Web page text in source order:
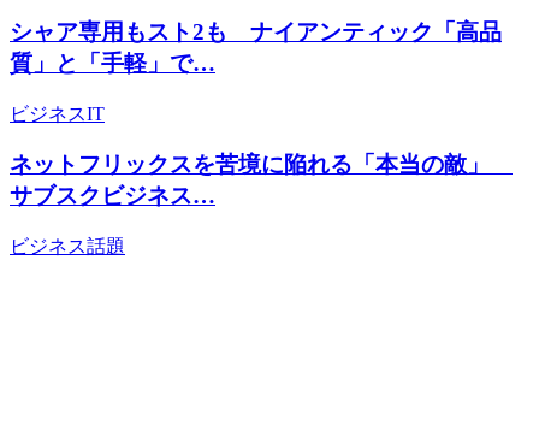
シャア専用もスト2も ナイアンティック「高品
質」と「手軽」で…
ビジネスIT
ネットフリックスを苦境に陥れる「本当の敵」
サブスクビジネス…
ビジネス話題